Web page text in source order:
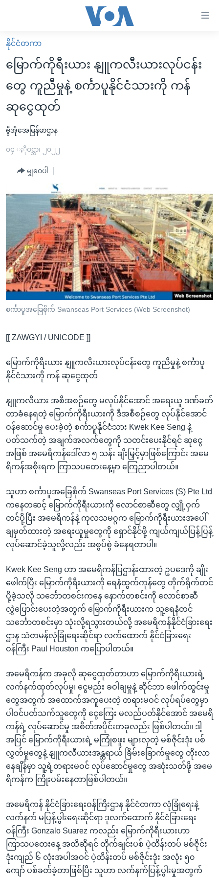
လွယ်ကူ
စေ
Link
များ
ပင်မ
ကျော်
ရန်
စာမျက်နှာ
သို့
ကျော်
ကြည့်
ရန်
ရှာဖွေ
နေရာ
ကျော်
ရန်
မူလစာမျက်နှာ
မြန်မာ
ကမ္ဘာ့သတင်းများ
နိုင်ငံတကာ
အစ္စရေး-ပါလက်စတိုင်း
ဗွီဒီယို
အင်္ဂလိပ်စာလေ့လာမယ်
အမေရိကန်သုံးအီဒီယံ
မကြေးမုံရဲ့ အင်္ဂလိပ်စာ
ရုပ်ရှင်ထဲက အင်္ဂလိပ်စာ
သုတပဒေသာ အင်္ဂလိပ်စာ
အပတ်စဉ်ကဏ္ဍများ
ရေဒီယို
ရေဒီယိုနှင့်ရုပ်သံ အချက်အလက်များ
ရေဒီယို/တီဗွီအစီအစဉ်
Learning English
ဗွီအိုအေ လူမှုကွန်ယက်များ
ဘာသာစကားများ
နိုင်ငံတကာ
မြောက်ကိုရီးယား နျူကလီးယားလုပ်ငန်း
တွေ ကူညီမှုနဲ့ စင်္ကာပူနိုင်ငံသားကို ကန်
ဆုငွေထုတ်
ဗွီအိုအေမြန်မာဌာန
၀၄ ႏိုဝင္ဘာ၊ ၂၀၂၂
မျှဝေပါ
စင်္ကာပူအခြေစိုက် Swanseas Port Services (Web Screenshot)
[[ ZAWGYI / UNICODE ]]
မြောက်ကိုရီးယား နျူကလီးယားလုပ်ငန်းတွေ ကူညီမှုနဲ့ စင်္ကာပူ
နိုင်ငံသားကို ကန် ဆုငွေထုတ်
နျူကလီယား အစီအစဉ်တွေ မလုပ်နိုင်အောင် အရေးယူ ဒဏ်ခတ်
တာခံနေရတဲ့ မြောက်ကိုရီးယားကို ဒီအစီစဉ်တွေ လုပ်နိုင်အောင်
ဝန်ဆောင်မှု ပေးခဲ့တဲ့ စင်္ကာပူနိုင်ငံသား Kwek Kee Seng နဲ့
ပတ်သက်တဲ့ အချက်အလက်တွေကို သတင်းပေးနိုင်ရင် ဆုငွေ
အဖြစ် အမေရိကန်ဒေါ်လာ ၅ သန်း ချီးမြှင့်မှာဖြစ်ကြောင်း အမေ
ရိကန်အစိုးရက ကြာသပတေးနေ့မှာ ကြေညာပါတယ်။
သူဟာ စင်္ကာပူအခြေစိုက် Swanseas Port Services (S) Pte Ltd
ကနေတဆင့် မြောက်ကိုရီးယားကို လောင်စာဆီတွေ လျှို့ဝှက်
တင်ပို့ပြီး အမေရိကန်နဲ့ ကုလသမဂ္ဂက မြောက်ကိုရီးယားအပေါ်
ချမှတ်ထားတဲ့ အရေးယူမှုတွေကို ရှောင်နိုင်ဖို့ ကျယ်ကျယ်ပြန့်ပြန့်
လုပ်ဆောင်ခဲ့သူလို့လည်း အစွပ်စွဲ ခံနေရတာပါ။
Kwek Kee Seng ဟာ အမေရိကန်ပြဌာန်းထားတဲ့ ဥပဒေကို ချိုး
ဖေါက်ပြီး မြောက်ကိုရီးယားကို ရေနံထွက်ကုန်တွေ တိုက်ရိုက်တင်
ပို့ခဲ့သလို သင်္ဘောတစင်းကနေ နောက်တစင်းကို လောင်စာဆီ
လွှဲပြောင်းပေးတဲ့အတွက် မြောက်ကိုရီးယားက သူ့ရေနံတင်
သင်္ဘောတစင်းမှာ သုံးလို့ရသွားတယ်လို့ အမေရိကန်နိုင်ငံခြားရေး
ဌာန သံတမန်လုံခြုံရေးဆိုင်ရာ လက်ထောက် နိုင်ငံခြားရေး
ဝန်ကြီး Paul Houston ကပြောပါတယ်။
အမေရိကန်က အခုလို ဆုငွေထုတ်တာဟာ မြောက်ကိုရီးယားရဲ့
လက်နက်ထုတ်လုပ်မှု၊ ငွေမည်း ခဝါချမှုနဲ့ ဆိုင်ဘာ ဖေါက်ထွင်းမှု
တွေအတွက် အထောက်အကူပေးတဲ့ တရားမဝင် လုပ်ရပ်တွေမှာ
ပါဝင်ပတ်သက်သူတွေကို ငွေကြေး မလည်ပတ်နိုင်အောင် အမေရိ
ကန်ရဲ့ လုပ်ဆောင်မှု အစိတ်အပိုင်းတခုလည်း ဖြစ်ပါတယ်။ ဒါ့
အပြင် မြောက်ကိုရီးယားရဲ့ မကြုံစဖူး များလှတဲ့ မစ်ဇိုင်းဒုံး ပစ်
လွှတ်မှုတွေနဲ့ နျူကလီယားအန္တရာယ် ခြိမ်းခြောက်မှုတွေ တိုးလာ
နေချိန်မှာ သူ့ရဲ့တရားမဝင် လုပ်ဆောင်မှုတွေ အဆုံးသတ်ဖို့ အမေ
ရိကန်က ကြိုးပမ်းနေတာဖြစ်ပါတယ်။
အမေရိကန် နိုင်ငံခြားရေးဝန်ကြီးဌာန နိုင်ငံတကာ လုံခြုံရေးနဲ့
လက်နက် မပြန့်ပွါးရေးဆိုင်ရာ ဒုလက်ထောက် နိုင်ငံခြားရေး
ဝန်ကြီး Gonzalo Suarez ကလည်း မြောက်ကိုရီးယားဟာ
ကြာသပတေးနေ့ အထိဆိုရင် တိုက်ချင်းပစ် ပဲ့ထိန်းတပ် မစ်ဇိုင်း
ဒုံးကျည် ၆ လုံးအပါအဝင် ပဲ့ထိန်းတပ် မစ်ဇိုင်းဒုံး အလုံး ၅၀
ကျော် ပစ်ခတ်ခဲ့တာဖြစ်ပြီး သူဟာ လက်နက်ပြန့်ပွါးမှုအတွက်